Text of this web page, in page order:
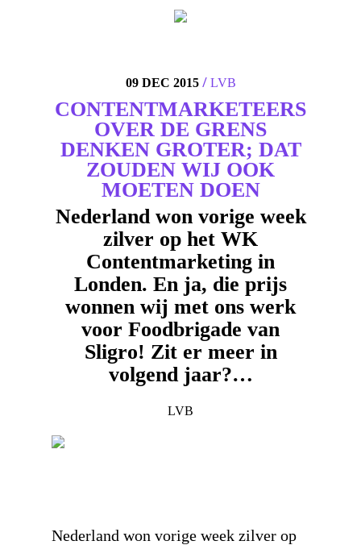
09 DEC 2015/ LVB
CONTENTMARKETEERS
OVER DE GRENS
DENKEN GROTER; DAT
ZOUDEN WIJ OOK
MOETEN DOEN
Nederland won vorige week
zilver op het WK
Contentmarketing in
Londen. En ja, die prijs
wonnen wij met ons werk
voor Foodbrigade van
Sligro! Zit er meer in
volgend jaar?…
LVB
Nederland won vorige week zilver op